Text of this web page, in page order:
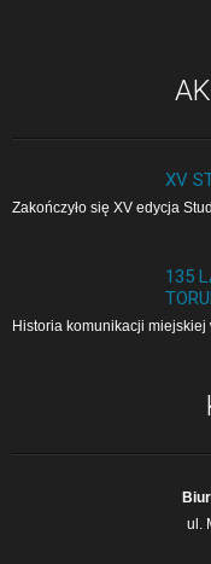
XV
Zakończyło się XV edycja
135
Historia komunikacji
ul.